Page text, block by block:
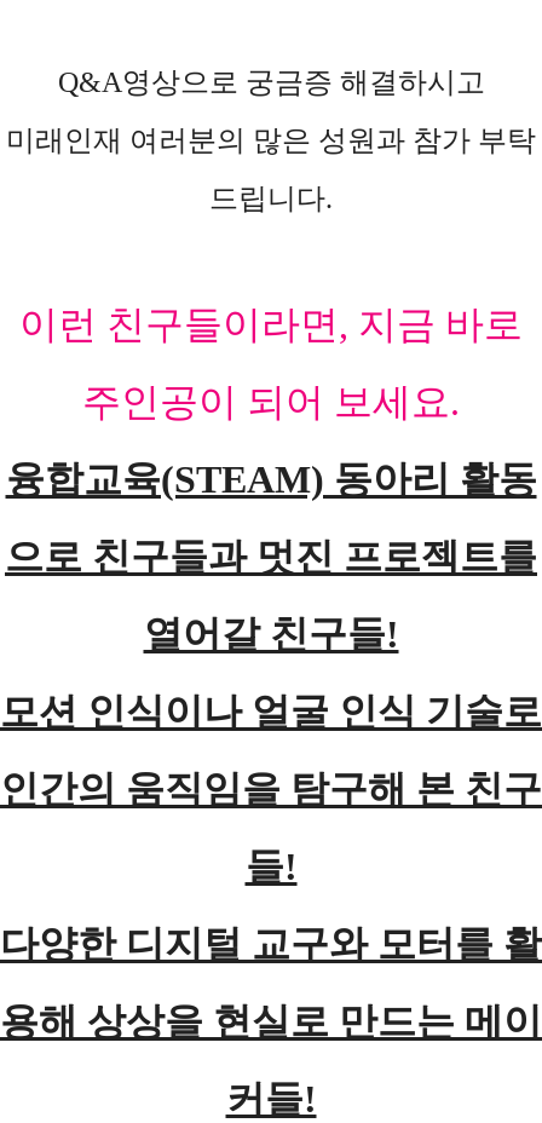
Q&A영상으로 궁금증 해결하시고
미래인재 여러분의 많은 성원과 참가 부탁
드립니다.
이런 친구들이라면, 지금 바로
주인공이 되어 보세요.
융합교육(STEAM) 동아리 활동
으로 친구들과 멋진 프로젝트를
열어갈 친구들!
모션 인식이나 얼굴 인식 기술로
인간의 움직임을 탐구해 본 친구
들!
다양한 디지털 교구와 모터를 활
용해 상상을 현실로 만드는 메이
커들!